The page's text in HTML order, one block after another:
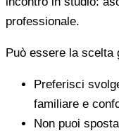
professionale.
Può essere la scelta
Preferisci
familiare e
Non puoi